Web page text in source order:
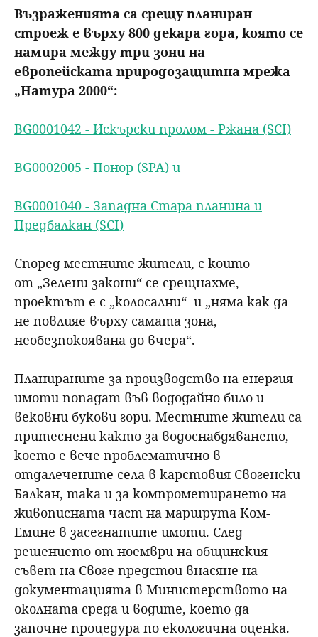
Възраженията са срещу планиран
строеж е върху 800 декара гора, която се
намира между три зони на
европейската природозащитна мрежа
„Натура 2000“:
BG0001042 - Искърски пролом - Ржана (SCI)
BG0002005 - Понор (SPA) и
BG0001040 - Западна Стара планина и
Предбалкан (SCI)
Според местните жители, с които
от „Зелени закони“ се срещнахме,
проектът е с „колосални“ и „няма как да
не повлияе върху самата зона,
необезпокоявана до вчера“.
Планираните за производство на енергия
имоти попадат във вододайно било и
вековни букови гори. Местните жители са
притеснени както за водоснабдяването,
което е вече проблематично в
отдалечените села в карстовия Свогенски
Балкан, така и за компрометирането на
живописната част на маршрута Ком-
Емине в засегнатите имоти. След
решението от ноември на общинския
съвет на Своге предстои внасяне на
документацията в Министерството на
околната среда и водите, което да
започне процедура по екологична оценка.